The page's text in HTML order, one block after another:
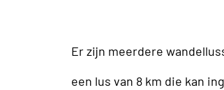
Er zijn meerdere
een lus van 8 km die kan